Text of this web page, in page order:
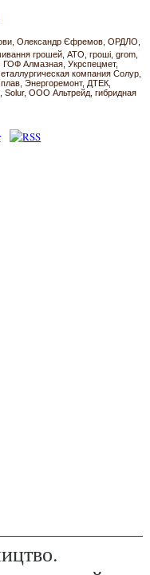
Олександр Єфремов ОРДЛО
грошей АТО гроші grom
ГОФ Алмазная Укрспецмет
компания Солур
Энергоремонт ДТЕК
Solur ООО Альтрейд гибридная